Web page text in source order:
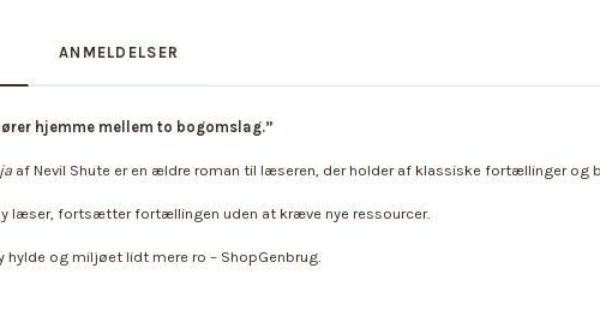
ANMELDELSER
hjemme mellem to bogomslag.”
af Nevil Shute er en ældre roman til læseren, der holder af klassiske fortællinger og
læser, fortsætter fortællingen uden at kræve nye ressourcer.
hylde og miljøet lidt mere ro – ShopGenbrug.